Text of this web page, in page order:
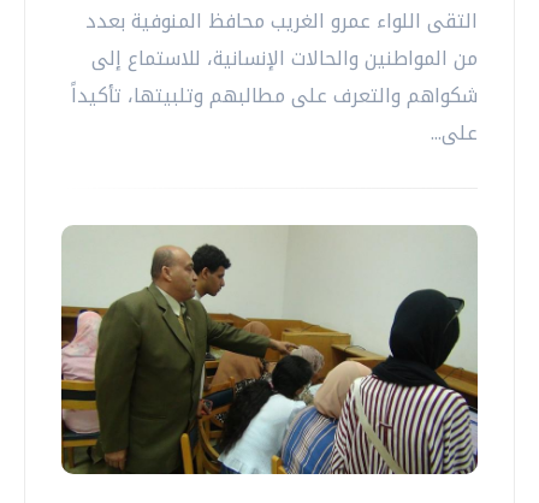
التقى اللواء عمرو الغريب محافظ المنوفية بعدد
من المواطنين والحالات الإنسانية، للاستماع إلى
شكواهم والتعرف على مطالبهم وتلبيتها، تأكيداً
على...